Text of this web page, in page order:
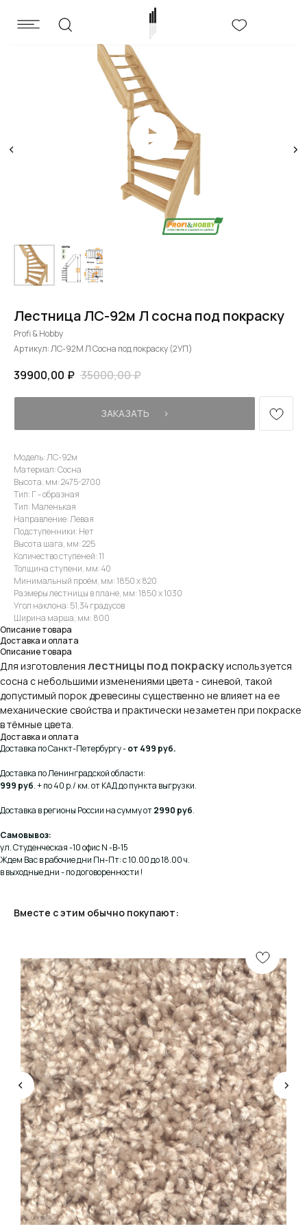
Лестница ЛС-92м Л сосна под покраску
Profi & Hobby
Артикул:ЛС-92М Л Сосна под покраску (2УП)
39900,00 ₽ 35000,00₽
ЗАКАЗАТЬ⠀⠀›
Модель: ЛС-92м
Материал: Сосна
Высота, мм: 2475-2700
Тип: Г - образная
Тип: Маленькая
Направление: Левая
Подступенники: Нет
Высота шага, мм: 225
Количество ступеней: 11
Толщина ступени, мм: 40
Минимальный проём, мм: 1850 х 820
Размеры лестницы в плане, мм: 1850 х 1030
Угол наклона: 51,34 градусов
Ширина марша, мм: 800
Описание товара
Доставка и оплата
Описание товара
Для изготовления лестницы под покраскуиспользуется
сосна с небольшими изменениями цвета - синевой, такой
допустимый порок древесины существенно не влияет на ее
механические свойства и практически незаметен при покраске
в тёмные цвета.
Доставка и оплата
Доставка по Санкт-Петербургу -от 499 руб.
Доставка по Ленинградской области:
999 руб. + по 40 р./ км. от КАД до пункта выгрузки.
Доставка в регионы России на сумму от2990 руб.
Самовывоз:
ул. Студенческая -10 офис N -В-15
Ждем Вас в рабочие дни Пн-Пт: с 10.00 до 18.00 ч.
в выходные дни - по договоренности !
Вместе с этим обычно покупают:
Опытные специалисты помогут Вам с дизайном
проекта, подберут нужные материалы и крепежи
ДИЗАЙН
КОНСУЛЬТАЦИЯ
Мы ответим на все вопросы, поможем с планировкой,
бюджетом и организацией вашего проекта
УСТАНОВКА
Мы предоставляем полную установку и сборку
лестницы с доставкой и гарантией на продукт